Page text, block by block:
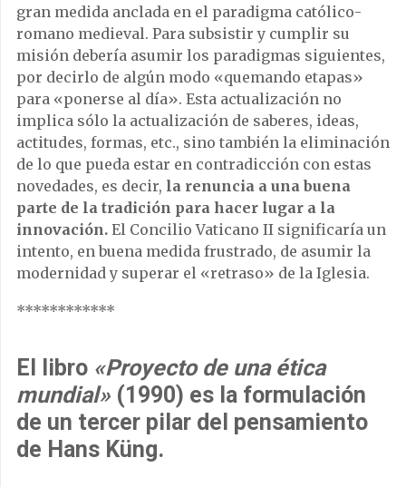
gran medida anclada en el paradigma católico-
romano medieval. Para subsistir y cumplir su
misión debería asumir los paradigmas siguientes,
por decirlo de algún modo «quemando etapas»
para «ponerse al día». Esta actualización no
implica sólo la actualización de saberes, ideas,
actitudes, formas, etc., sino también la eliminación
de lo que pueda estar en contradicción con estas
novedades, es decir, la renuncia a una buena
parte de la tradición para hacer lugar a la
innovación. El Concilio Vaticano II significaría un
intento, en buena medida frustrado, de asumir la
modernidad y superar el «retraso» de la Iglesia.
************
El libro «Proyecto de una ética
mundial» (1990) es la formulación
de un tercer pilar del pensamiento
de Hans Küng.